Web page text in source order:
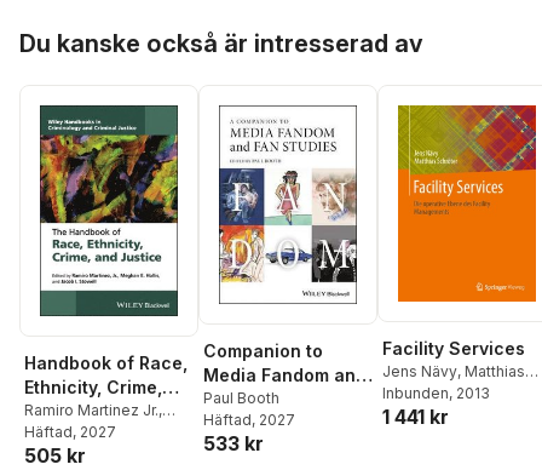
Du kanske också är intresserad av
Handbook of Race,
Ethnicity, Crime,
and Justice
Ramiro Martinez Jr.,
Meghan E. Hollis
I. Stowell
Häftad, 2027
505 kr
Companion to
Media Fandom and
Fan Studies
Paul Booth
Häftad, 2027
533 kr
Facility Services
Jens Nävy, Matthias
Schröter,Jens Nävy
Matthias Schröter
Inbunden, 2013
1 441 kr